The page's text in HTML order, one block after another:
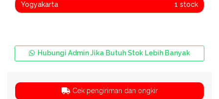
Yogyakarta 1 stock
Hubungi Admin Jika Butuh Stok Lebih Banyak
Cek pengiriman dan ongkir